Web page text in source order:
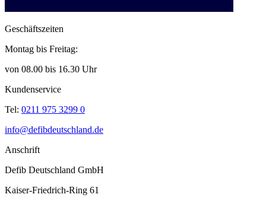
Geschäftszeiten
Montag bis Freitag:
von 08.00 bis 16.30 Uhr
Kundenservice
Tel: 0211 975 3299 0
info@defibdeutschland.de
Anschrift
Defib Deutschland GmbH
Kaiser-Friedrich-Ring 61